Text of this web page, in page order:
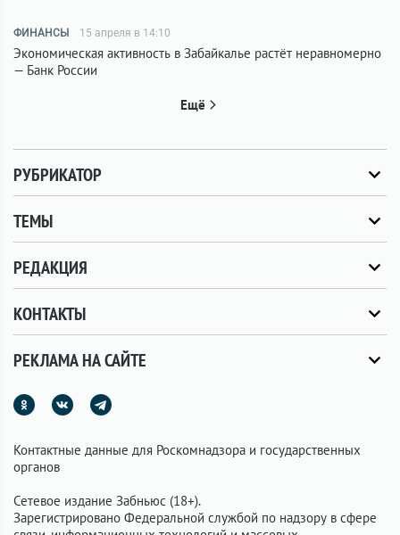
ФИНАНСЫ 15 апреля в 14:10
Экономическая активность в Забайкалье растёт неравномерно
— Банк России
Ещё
РУБРИКАТОР
ТЕМЫ
РЕДАКЦИЯ
КОНТАКТЫ
РЕКЛАМА НА САЙТЕ
Контактные данные для Роскомнадзора и государственных
органов
Сетевое издание Забньюс (18+).
Зарегистрировано Федеральной службой по надзору в сфере